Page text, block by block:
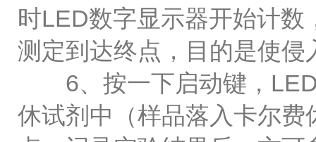
时LED数字显示器开始计
测定到达终点，目的是使
6、按一下启动键，LED
休试剂中（样品落入卡尔